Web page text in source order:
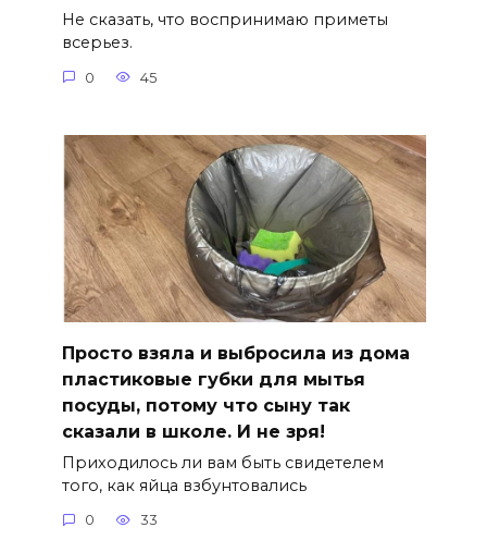
Не сказать, что воспринимаю приметы
всерьез.
0 45
Просто взяла и выбросила из дома
пластиковые губки для мытья
посуды, потому что сыну так
сказали в школе. И не зря!
Приходилось ли вам быть свидетелем
того, как яйца взбунтовались
0 33